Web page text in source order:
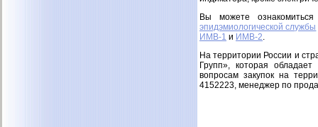
Вы можете
эпидэмиологической службы
ИМВ-1 и ИМВ-2.
На территории России и
Групп», которая
вопросам закупок на
4152223, менеджер по